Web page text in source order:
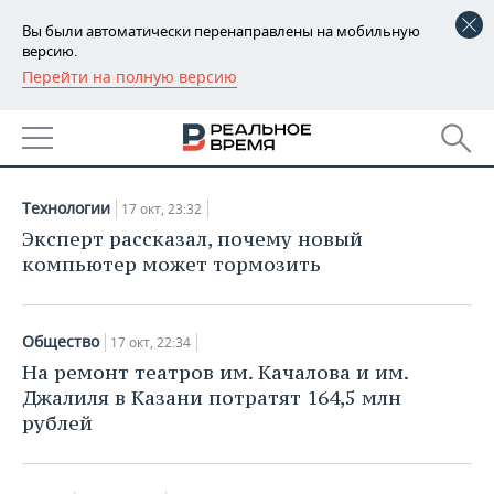
Вы были автоматически перенаправлены на мобильную
версию.
Перейти на полную версию
РЕГИОНЫ
БАШКОРТОСТАН
УДМУРТИЯ
НОВОСТИ
НОВОСТИ АНАЛИТИКИ
ДЕКЛАРАЦИИ О ДОХОДАХ
КОРОЛИ ГОСЗАКАЗА ПФО
ВУЗЫ ТАТАРСТАНА
КОМУ ПРИНАДЛЕЖАТ
ТАТАРСТАНА
ЭКОНОМИКА
НОВОСТИ ЭКОНОМИКИ
ФИНАНСЫ
БАНКИ
БЮДЖЕТ
НОВОСТИ
ПРОМЫШЛЕННОСТИ
АГРОПРОМ
НЕДВИЖИМОСТЬ
НОВОСТИ НЕДВИЖИМОСТИ
АВТО
НОВОСТИ АВТО
БИЗНЕС
17.10.2020
Технологии 17 окт, 23:32
Эксперт рассказал, почему новый
компьютер может тормозить
Общество 17 окт, 22:34
На ремонт театров им. Качалова и им.
Джалиля в Казани потратят 164,5 млн
рублей